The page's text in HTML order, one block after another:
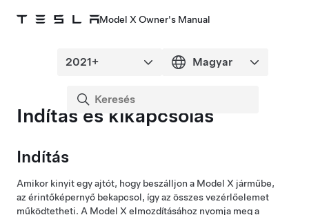
Model X Owner's Manual
Indítás és kikapcsolás
Indítás
Amikor kinyit egy ajtót, hogy beszálljon a Model X járműbe,
az érintőképernyő bekapcsol, így az összes vezérlőelemet
működtetheti. A Model X elmozdításához nyomja meg a